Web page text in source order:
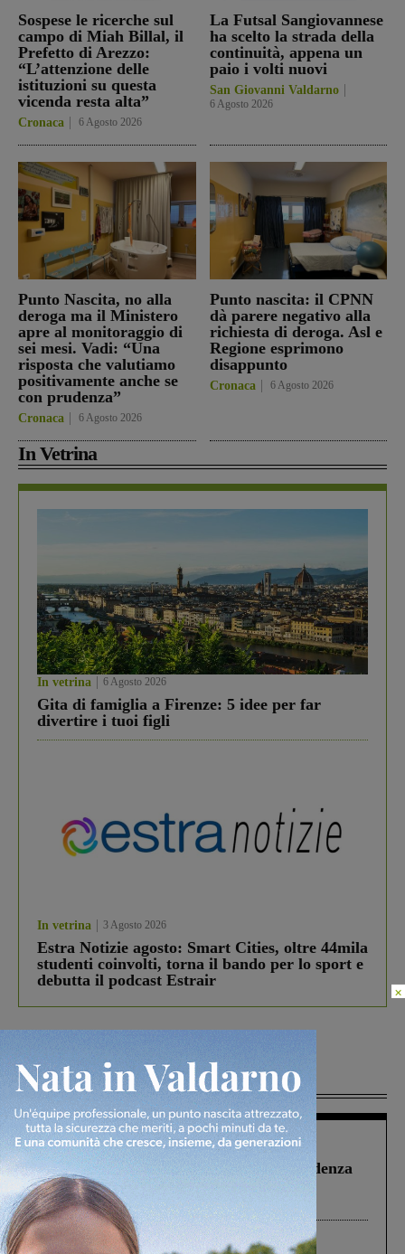
Sospese le ricerche sul
campo di Miah Billal, il
Prefetto di Arezzo:
“L’attenzione delle
istituzioni su questa
vicenda resta alta”
Cronaca 6 Agosto 2026
La Futsal Sangiovannese
ha scelto la strada della
continuità, appena un
paio i volti nuovi
San Giovanni Valdarno
6 Agosto 2026
Punto Nascita, no alla
deroga ma il Ministero
apre al monitoraggio di
sei mesi. Vadi: “Una
risposta che valutiamo
positivamente anche se
con prudenza”
Cronaca 6 Agosto 2026
Punto nascita: il CPNN
dà parere negativo alla
richiesta di deroga. Asl e
Regione esprimono
disappunto
Cronaca 6 Agosto 2026
In Vetrina
In vetrina 6 Agosto 2026
Gita di famiglia a Firenze: 5 idee per far
divertire i tuoi figli
In vetrina 3 Agosto 2026
Estra Notizie agosto: Smart Cities, oltre 44mila
studenti coinvolti, torna il bando per lo sport e
debutta il podcast Estrair
Più lette
Figline Incisa Valdarno 1 Agosto 2026
Piscina di Figline finanziata oltre la scadenza
Pnrr, il gruppo di Fratelli d’Italia: “Un
ringraziamento al Governo”
Cronaca 4 Agosto 2026
×